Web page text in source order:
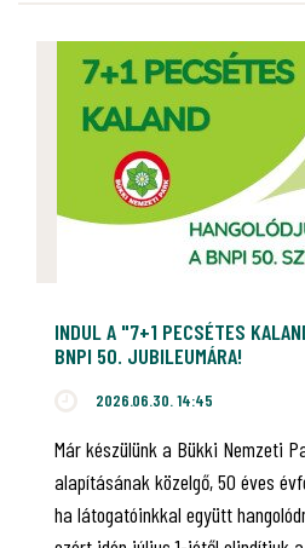
INDUL A "7+1 PECSÉTES
BNPI 50. JUBILEUMÁRA!
2026.06.30. 14:45
Már készülünk a Bükki Nemzeti
alapításának közelgő, 50 éves
ha látogatóinkkal együtt